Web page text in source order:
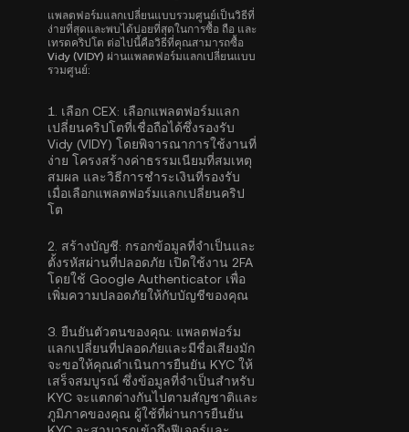
แพลตฟอร์มแลกเปลี่ยนแบบรวมศูนย์เป็นวิธีที่
ง่ายที่สุดและพบได้บ่อยที่สุดในการซื้อ ถือ และ
เทรดคริปโต ต่อไปนี้คือวิธีที่คุณสามารถซื้อ
Vidy (VIDY) ผ่านแพลตฟอร์มแลกเปลี่ยนแบบ
รวมศูนย์:
1. เลือก CEX: เลือกแพลตฟอร์มแลก
เปลี่ยนคริปโตที่เชื่อถือได้ซึ่งรองรับ
Vidy (VIDY) โดยพิจารณาการใช้งานที่
ง่าย โครงสร้างค่าธรรมเนียมที่สมเหตุ
สมผล และวิธีการชำระเงินที่รองรับ
เมื่อเลือกแพลตฟอร์มแลกเปลี่ยนคริป
โต
2. สร้างบัญชี: กรอกข้อมูลที่จำเป็นและ
ตั้งรหัสผ่านที่ปลอดภัย เปิดใช้งาน 2FA
โดยใช้ Google Authenticator เพื่อ
เพิ่มความปลอดภัยให้กับบัญชีของคุณ
3. ยืนยันตัวตนของคุณ: แพลตฟอร์ม
แลกเปลี่ยนที่ปลอดภัยและมีชื่อเสียงมัก
จะขอให้คุณดำเนินการยืนยัน KYC ให้
เสร็จสมบูรณ์ ซึ่งข้อมูลที่จำเป็นสำหรับ
KYC จะแตกต่างกันไปตามสัญชาติและ
ภูมิภาคของคุณ ผู้ใช้ที่ผ่านการยืนยัน